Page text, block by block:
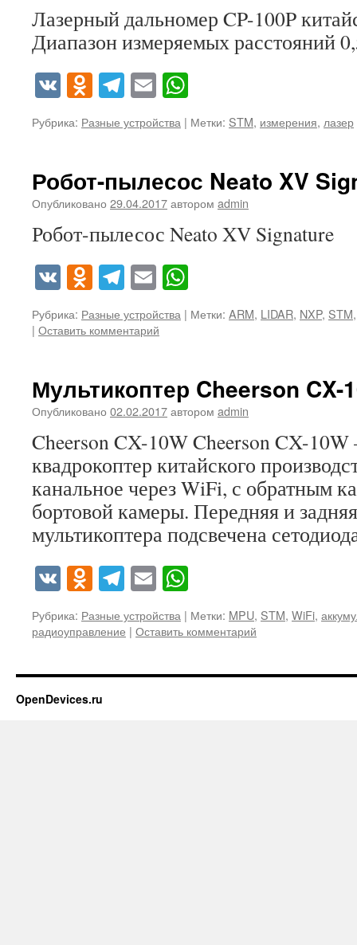
Лазерный дальномер CP-100P
Диапазон измеряемых расстояний
VKOdnoklassniki
Telegram
Email
Рубрика: Разные устройства | Метки: STM, измерения, лазер
Робот-пылесос Neato XV
Опубликовано 29.04.2017автором admin
Робот-пылесос Neato XV Signature
VKOdnoklassniki
Telegram
Email
Рубрика: Разные устройства | Метки: ARM, LIDAR, NXP, STM
| Оставить комментарий
Мультикоптер Cheerson CX-
Опубликовано 02.02.2017автором admin
Cheerson CX-10W Cheerson CX-
квадрокоптер китайского
канальное через WiFi, с обратным
бортовой камеры. Передняя и
мультикоптера подсвечена
VKOdnoklassniki
Telegram
Email
Рубрика: Разные устройства | Метки: MPU, STM, WiFi,
радиоуправление | Оставить комментарий
OpenDevices.ru